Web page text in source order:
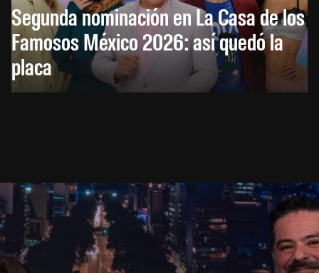
Segunda nominación en La Casa de los
Famosos México 2026: así quedó la
placa